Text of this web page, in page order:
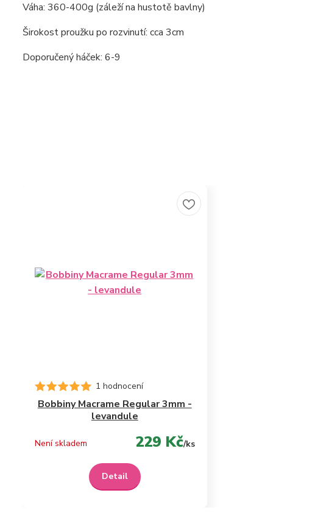
Váha: 360-400g (záleží na hustotě bavlny)
Širokost proužku po rozvinutí: cca 3cm
Doporučený háček: 6-9
1 hodnocení
Bobbiny Macrame Regular 3mm -
levandule
229 Kč/ks
Není skladem
Detail